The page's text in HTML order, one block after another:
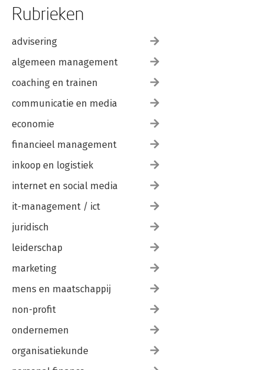
Rubrieken
advisering
algemeen management
coaching en trainen
communicatie en media
economie
financieel management
inkoop en logistiek
internet en social media
it-management / ict
juridisch
leiderschap
marketing
mens en maatschappij
non-profit
ondernemen
organisatiekunde